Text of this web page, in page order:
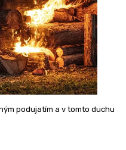
podujatím a v tomto duchu